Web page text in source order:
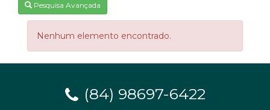
Pesquisa Avançada
Nenhum elemento encontrado.
(84) 98697-6422